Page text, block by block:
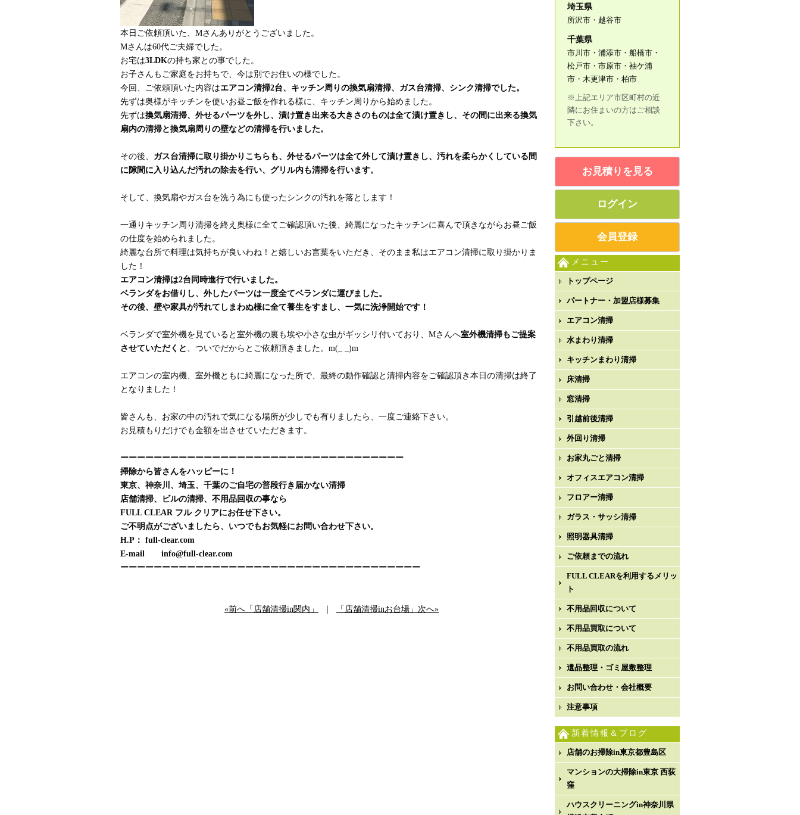
本日ご依頼頂いた、Mさんありがとうございました。
Mさんは60代ご夫婦でした。
お宅は3LDKの持ち家との事でした。
お子さんもご家庭をお持ちで、今は別でお住いの様でした。
今回、ご依頼頂いた内容はエアコン清掃2台、キッチン周りの換気扇清掃、ガス台清掃、シンク清掃でした。
先ずは奥様がキッチンを使いお昼ご飯を作れる様に、キッチン周りから始めました。
先ずは換気扇清掃、外せるパーツを外し、漬け置き出来る大きさのものは全て漬け置きし、その間に出来る換気
扇内の清掃と換気扇周りの壁などの清掃を行いました。
その後、 ガス台清掃に取り掛かりこちらも、外せるパーツは全て外して漬け置きし、汚れを柔らかくしている間
に隙間に入り込んだ汚れの除去を行い、グリル内も清掃を行います。
そして、換気扇やガス台を洗う為にも使ったシンクの汚れを落とします！
一通りキッチン周り清掃を終え奥様に全てご確認頂いた後、綺麗になったキッチンに喜んで頂きながらお昼ご飯
の仕度を始められました。
綺麗な台所で料理は気持ちが良いわね！と嬉しいお言葉をいただき、そのまま私はエアコン清掃に取り掛かりま
した！
エアコン清掃は2台同時進行で行いました。
ベランダをお借りし、外したパーツは一度全てベランダに運びました。
その後、壁や家具が汚れてしまわぬ様に全て養生をすまし、一気に洗浄開始です！
ベランダで室外機を見ていると室外機の裏も埃や小さな虫がギッシリ付いており、Mさんへ室外機清掃もご提案
させていただくと 、ついでだからとご依頼頂きました。m(_ _)m
エアコンの室内機、室外機ともに綺麗になった所で、最終の動作確認と清掃内容をご確認頂き本日の清掃は終了
となりました！
皆さんも、お家の中の汚れで気になる場所が少しでも有りましたら、一度ご連絡下さい。
お見積もりだけでも金額を出させていただきます。
ーーーーーーーーーーーーーーーーーーーーーーーーーーーーーーーーーー
掃除から皆さんをハッピーに！
東京、神奈川、埼玉、千葉のご自宅の普段行き届かない清掃
店舗清掃、ビルの清掃、不用品回収の事なら
FULL CLEAR フル クリアにお任せ下さい。
ご不明点がございましたら、いつでもお気軽にお問い合わせ下さい。
H.P： full-clear.com
E-mail info@full-clear.com
ーーーーーーーーーーーーーーーーーーーーーーーーーーーーーーーーーーーー
«前へ「店舗清掃in関内」 「店舗清掃inお台場」次へ»
埼玉県
所沢市・越谷市
千葉県
市川市・浦添市・船橋市・
松戸市・市原市・袖ケ浦
市・木更津市・柏市
※上記エリア市区町村の近
隣にお住まいの方はご相談
下さい。
お見積りを見る
ログイン
会員登録
メニュー
トップページ
パートナー・加盟店様募集
エアコン清掃
水まわり清掃
キッチンまわり清掃
床清掃
窓清掃
引越前後清掃
外回り清掃
お家丸ごと清掃
オフィスエアコン清掃
フロアー清掃
ガラス・サッシ清掃
照明器具清掃
ご依頼までの流れ
FULL CLEARを利用するメリッ
ト
不用品回収について
不用品買取について
不用品買取の流れ
遺品整理・ゴミ屋敷整理
お問い合わせ・会社概要
注意事項
新着情報＆ブログ
店舗のお掃除in東京都豊島区
マンションの大掃除in東京 西荻
窪
ハウスクリーニングin神奈川県